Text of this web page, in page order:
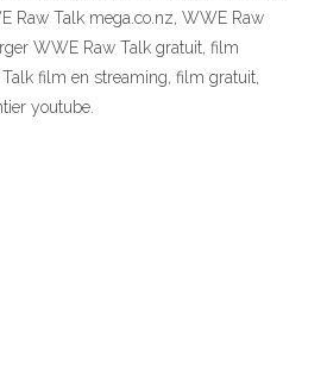
Raw Talk mega.co.nz, WWE Raw
WWE Raw Talk gratuit, film
film en streaming, film gratuit,
youtube.